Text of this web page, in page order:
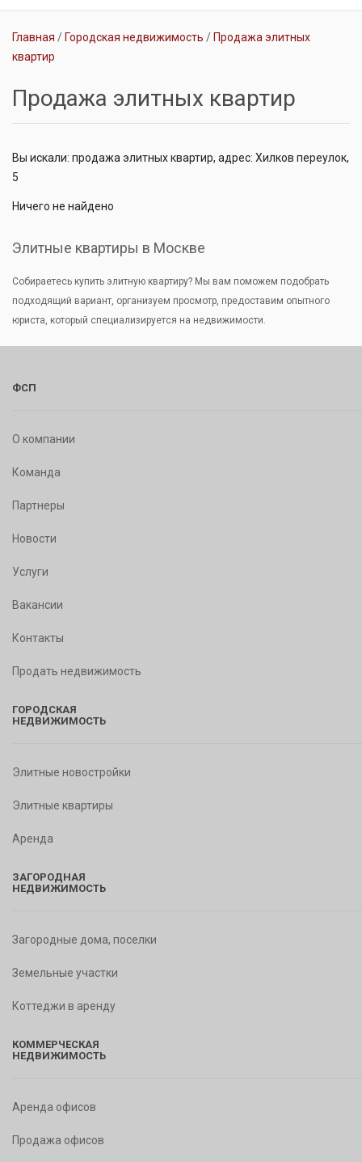
Главная Городская недвижимость
Продажа элитных
квартир
Продажа элитных квартир
Вы искали: продажа элитных квартир, адрес: Хилков переулок,
5
Ничего не найдено
Элитные квартиры в Москве
Собираетесь купить элитную квартиру? Мы вам поможем подобрать
подходящий вариант, организуем просмотр, предоставим опытного
юриста, который специализируется на недвижимости.
ФСП
О компании
Команда
Партнеры
Новости
Услуги
Вакансии
Контакты
Продать недвижимость
ГОРОДСКАЯ
НЕДВИЖИМОСТЬ
Элитные новостройки
Элитные квартиры
Аренда
ЗАГОРОДНАЯ
НЕДВИЖИМОСТЬ
Загородные дома, поселки
Земельные участки
Коттеджи в аренду
КОММЕРЧЕСКАЯ
НЕДВИЖИМОСТЬ
Аренда офисов
Продажа офисов